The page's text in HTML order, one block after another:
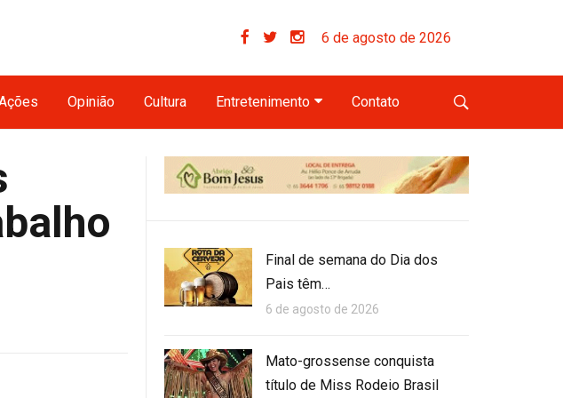
6 de agosto de 2026
Opinião Cultura Entretenimento Contato
Final de semana do Dia dos
Pais têm…
6 de agosto de 2026
Mato-grossense conquista
título de Miss Rodeio Brasil